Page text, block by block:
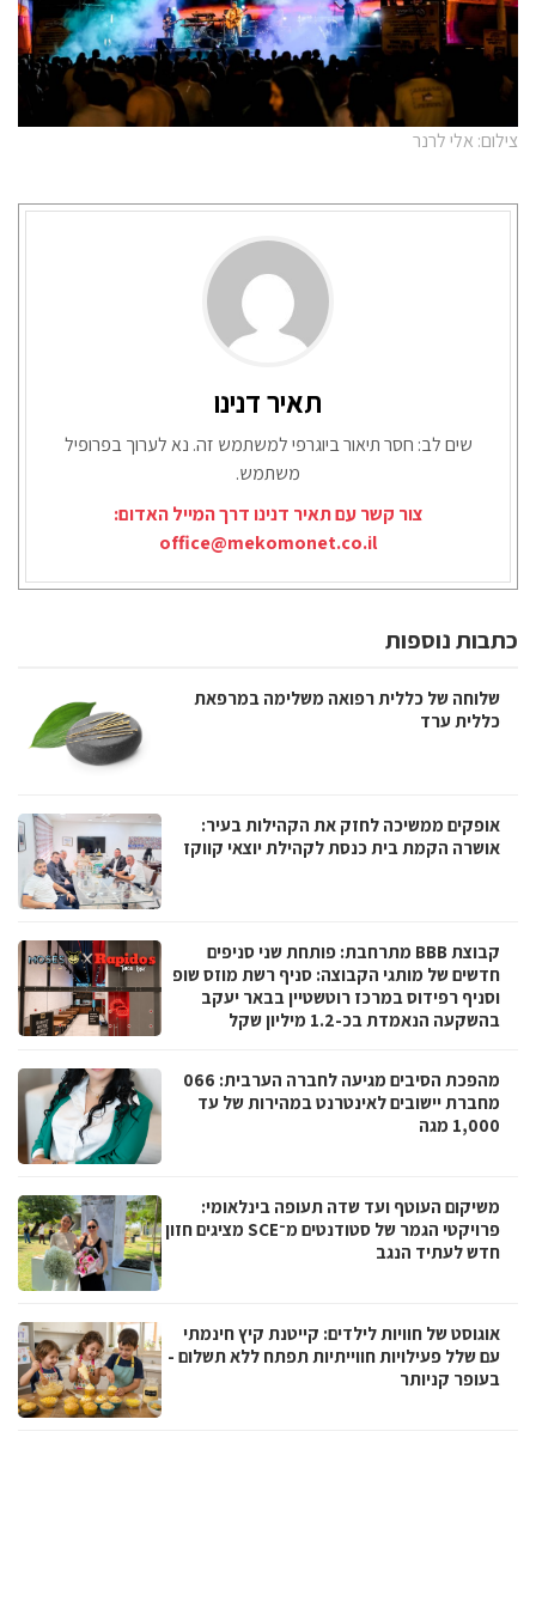
צילום: אלי לרנר
תאיר דנינו
שים לב: חסר תיאור ביוגרפי למשתמש זה. נא לערוך בפרופיל
משתמש.
צור קשר עם תאיר דנינו דרך המייל האדום:
office@mekomonet.co.il
כתבות נוספות
שלוחה של כללית רפואה משלימה במרפאת
כללית ערד
אופקים ממשיכה לחזק את הקהילות בעיר:
אושרה הקמת בית כנסת לקהילת יוצאי קווקז
קבוצת BBB מתרחבת: פותחת שני סניפים
חדשים של מותגי הקבוצה: סניף רשת מוזס שופ
וסניף רפידוס במרכז רוטשטיין בבאר יעקב
בהשקעה הנאמדת בכ-1.2 מיליון שקל
מהפכת הסיבים מגיעה לחברה הערבית: 066
מחברת יישובים לאינטרנט במהירות של עד
1,000 מגה
משיקום העוטף ועד שדה תעופה בינלאומי:
פרויקטי הגמר של סטודנטים מ־SCE מציגים חזון
חדש לעתיד הנגב
אוגוסט של חוויות לילדים: קייטנת קיץ חינמתי
עם שלל פעילויות חווייתיות תפתח ללא תשלום -
בעופר קניותר